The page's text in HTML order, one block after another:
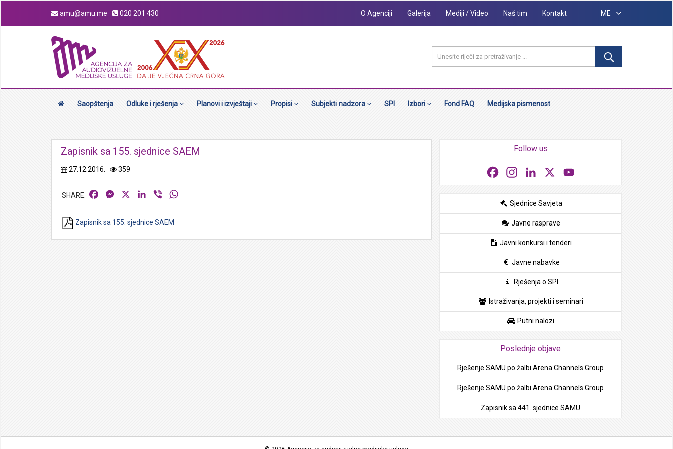
amu@amu.me 020 201 430 O Agenciji Galerija Mediji / Video Naš tim Kontakt ME
Saopštenja Odluke i rješenja Planovi i izvještaji Propisi Subjekti nadzora SPI Izbori Fond FAQ Medijska pismenost
Zapisnik sa 155. sjednice SAEM
27.12.2016. 359
FacebookMessengerLinkedIn
Viber
Zapisnik sa 155. sjednice SAEM
Follow us
FacebookInstagramLinkedIn
Sjednice Savjeta
Javne rasprave
Javni konkursi i tenderi
Javne nabavke
Rješenja o SPI
Istraživanja, projekti i seminari
Putni nalozi
Poslednje objave
Rješenje SAMU po žalbi Arena Channels Group
Rješenje SAMU po žalbi Arena Channels Group
Zapisnik sa 441. sjednice SAMU